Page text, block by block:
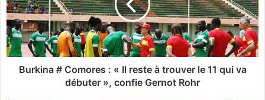
i
n
a
#
C
Burkina # Comores : « Il reste à trouver le 11 qui va
débuter », confie Gernot Rohr